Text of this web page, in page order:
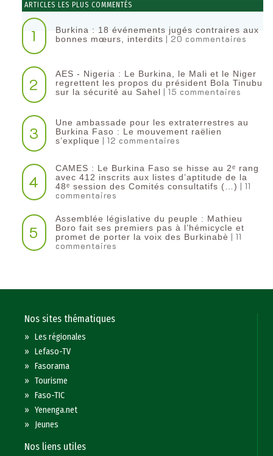
ARTICLES LES PLUS COMMENTÉS
1
Burkina : 18 événements jugés contraires aux
bonnes mœurs, interdits | 20 commentaires
2
AES - Nigeria : Le Burkina, le Mali et le Niger
regrettent les propos du président Bola Tinubu
sur la sécurité au Sahel | 15 commentaires
3
Une ambassade pour les extraterrestres au
Burkina Faso : Le mouvement raëlien
s’explique | 12 commentaires
4
CAMES : Le Burkina Faso se hisse au 2ᵉ rang
avec 412 inscrits aux listes d’aptitude de la
48ᵉ session des Comités consultatifs (…) | 11
commentaires
5
Assemblée législative du peuple : Mathieu
Boro fait ses premiers pas à l’hémicycle et
promet de porter la voix des Burkinabè | 11
commentaires
Nos sites thématiques
»Les régionales
»Lefaso-TV
»Fasorama
»Tourisme
»Faso-TIC
»Yenenga.net
» Jeunes
Nos liens utiles